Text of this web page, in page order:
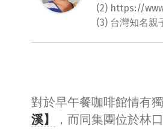
(2) https://
(3) 台灣知名親
對於早午餐咖啡館情有
溪】
，而同集團位於林